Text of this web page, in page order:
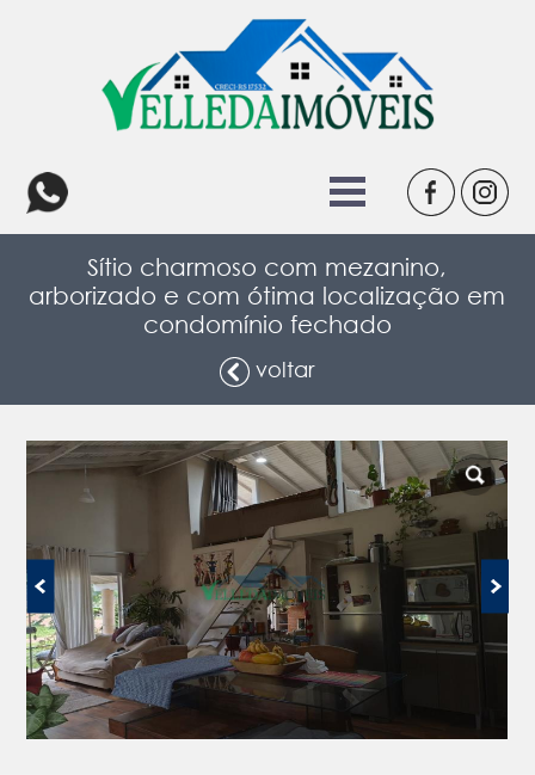
Sítio charmoso com mezanino,
arborizado e com ótima localização em
condomínio fechado
voltar